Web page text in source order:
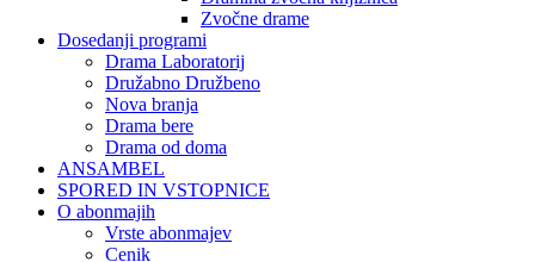
Zvočne drame
Dosedanji programi
Drama Laboratorij
Družabno Družbeno
Nova branja
Drama bere
Drama od doma
ANSAMBEL
SPORED IN VSTOPNICE
O abonmajih
Vrste abonmajev
Cenik